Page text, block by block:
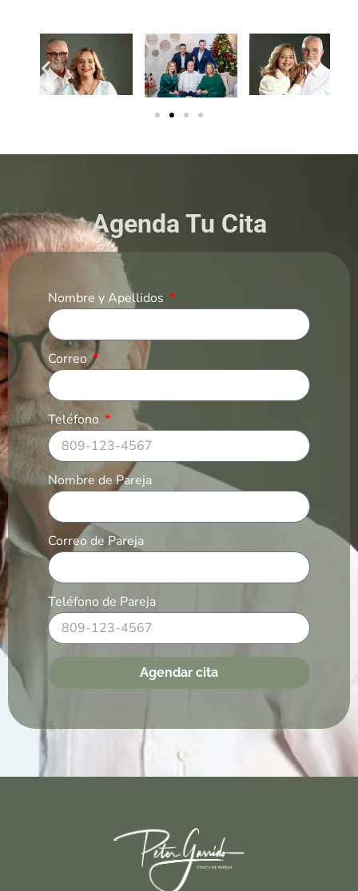
Agenda Tu Cita
Nombre y Apellidos
Correo
Teléfono
Nombre de Pareja
Correo de Pareja
Teléfono de Pareja
Agendar cita